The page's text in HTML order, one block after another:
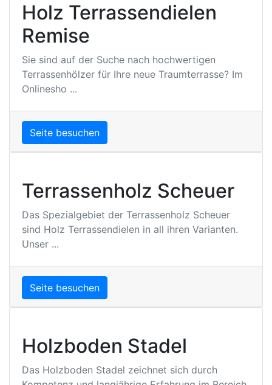
Holz Terrassendielen
Remise
Sie sind auf der Suche nach hochwertigen
Terrassenhölzer für Ihre neue Traumterrasse? Im
Onlinesho ...
Seite besuchen
Terrassenholz Scheuer
Das Spezialgebiet der Terrassenholz Scheuer
sind Holz Terrassendielen in all ihren Varianten.
Unser ...
Seite besuchen
Holzboden Stadel
Das Holzboden Stadel zeichnet sich durch